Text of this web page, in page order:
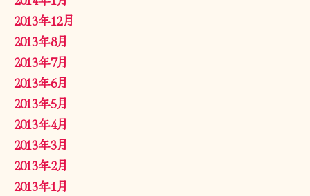
2013年12月
2013年8月
2013年7月
2013年6月
2013年5月
2013年4月
2013年3月
2013年2月
2013年1月